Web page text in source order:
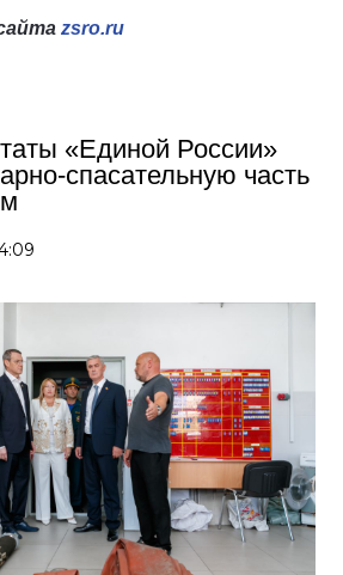
zsro.ru
«Единой России»
спасательную часть